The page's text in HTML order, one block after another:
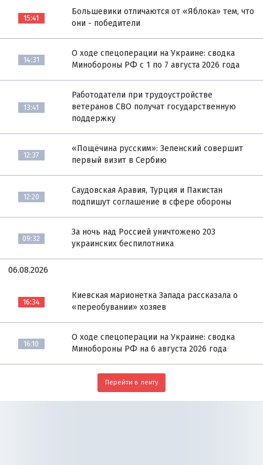
15:41
Большевики отличаются от «Яблока» тем, что
они - победители
14:31
О ходе спецоперации на Украине: сводка
Минобороны РФ с 1 по 7 августа 2026 года
13:41
Работодатели при трудоустройстве
ветеранов СВО получат государственную
поддержку
12:37
«Пощёчина русским»: Зеленский совершит
первый визит в Сербию
12:20
Саудовская Аравия, Турция и Пакистан
подпишут соглашение в сфере обороны
09:32
За ночь над Россией уничтожено 203
украинских беспилотника
06.08.2026
16:34
Киевская марионетка Запада рассказала о
«переобувании» хозяев
16:10
О ходе спецоперации на Украине: сводка
Минобороны РФ на 6 августа 2026 года
Перейти в ленту